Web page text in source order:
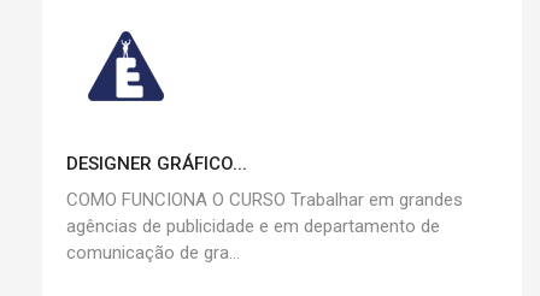
DESIGNER GRÁFICO...
COMO FUNCIONA O CURSO Trabalhar em grandes
agências de publicidade e em departamento de
comunicação de gra...